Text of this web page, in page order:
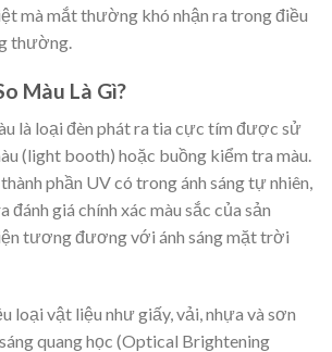
mà mắt thường khó nhận ra trong điều
thường.
Màu Là Gì?
là loại đèn phát ra tia cực tím được sử
(light booth) hoặc buồng kiểm tra màu.
phần UV có trong ánh sáng tự nhiên,
giá chính xác màu sắc của sản
tương đương với ánh sáng mặt trời
loại vật liệu như giấy, vải, nhựa và sơn
quang học (Optical Brightening